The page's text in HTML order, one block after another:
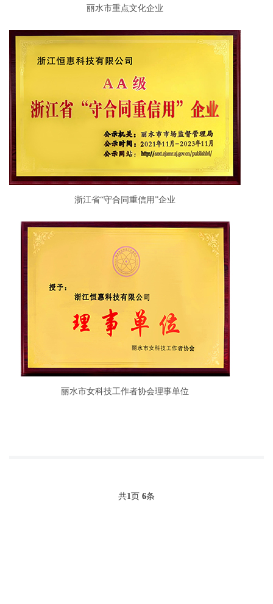
丽水市重点文化企业
浙江省“守合同重信用”企业
丽水市女科技工作者协会理事单位
共1页 6条